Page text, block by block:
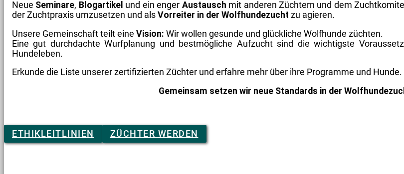
Neue Seminare, Blogartikel und ein enger Austausch mit anderen Züchtern und dem
der Zuchtpraxis umzusetzen und als Vorreiter in der Wolfhundezucht zu agieren.
Unsere Gemeinschaft teilt eine Vision: Wir wollen gesunde und glückliche Wolfhunde züchten.
Eine gut durchdachte Wurfplanung und bestmögliche Aufzucht sind die wichtigste
Hundeleben.
Erkunde die Liste unserer zertifizierten Züchter und erfahre mehr über ihre Programme und Hunde.
Gemeinsam setzen wir neue Standards in der
ETHIKLEITLINIEN ZÜCHTER WERDEN